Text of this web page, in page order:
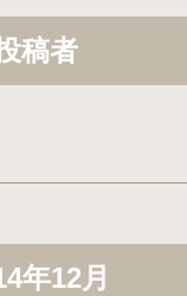
稿者
年12月